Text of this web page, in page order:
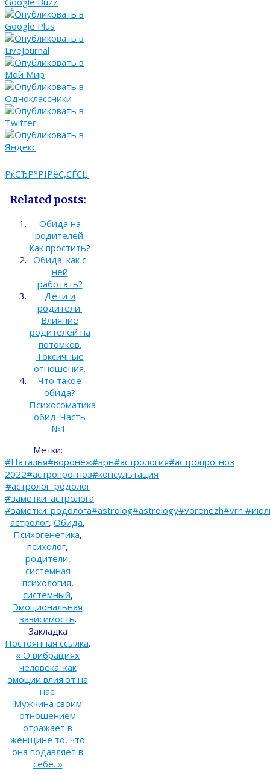
РќСЂР°РІРёС‚СЃСЏ
Related posts:
Обида на
родителей.
Как простить?
Обида: как с
ней
работать?
Дети и
родители.
Влияние
родителей на
потомков.
Токсичные
отношения.
Что такое
обида?
Психосоматика
обид. Часть
№1.
Метки:
#Наталья#воронеж#врн#астрология#астропрогноз
2022#астропрогноз#консультация
#астролог_родолог
#заметки_астролога
#заметки_родолога#astrolog#astrology#voronezh#vrn
астролог, Обида,
Психогенетика,
психолог,
родители,
системная
психология,
системный,
Эмоциональная
зависимость.
Закладка
Постоянная ссылка.
« О вибрациях
человека: как
эмоции влияют на
нас.
Мужчина своим
отношением
отражает в
женщине то, что
она подавляет в
себе. »